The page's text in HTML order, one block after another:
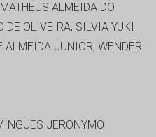
ALMEIDA DO
DE OLIVEIRA, SILVIA YUKI
ALMEIDA JUNIOR, WENDER
JERONYMO